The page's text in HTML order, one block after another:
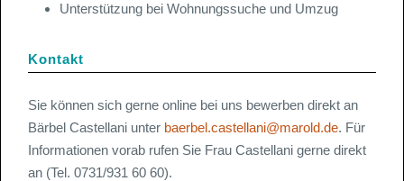
Unterstützung bei Wohnungssuche und Umzug
Kontakt
Sie können sich gerne online bei uns bewerben direkt an
Bärbel Castellani unter baerbel.castellani@marold.de. Für
Informationen vorab rufen Sie Frau Castellani gerne direkt
an (Tel. 0731/931 60 60).